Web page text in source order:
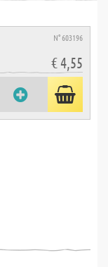
N° 603196
€ 4,55